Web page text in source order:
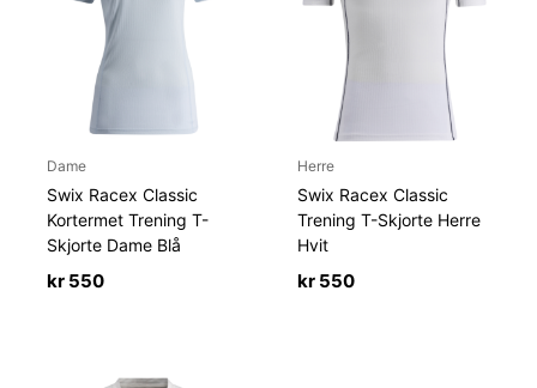
Dame
Swix Racex Classic
Kortermet Trening T-
Skjorte Dame Blå
kr 550
Herre
Swix Racex Classic
Trening T-Skjorte Herre
Hvit
kr 550